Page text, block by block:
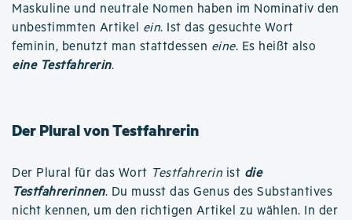
Maskuline und neutrale Nomen haben im Nominativ den
unbestimmten Artikel ein. Ist das gesuchte Wort
feminin, benutzt man stattdessen eine. Es heißt also
eine Testfahrerin.
Der Plural von Testfahrerin
Der Plural für das Wort Testfahrerin ist die
Testfahrerinnen. Du musst das Genus des Substantives
nicht kennen, um den richtigen Artikel zu wählen. In der